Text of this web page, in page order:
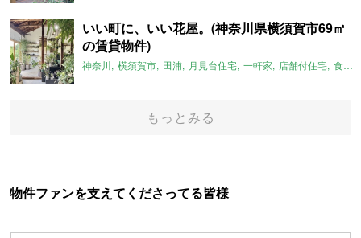
いい町に、いい花屋。(神奈川県横須賀市69㎡
の賃貸物件)
神奈川 横須賀市 田浦 月見台住宅 一軒家 店舗付住宅 食住近接
もっとみる
物件ファンを支えてくださってる皆様